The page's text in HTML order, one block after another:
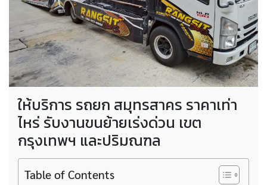
ให้บริการ รถยก สมุทรสาคร ราคาเท่า
ไหร่ รับงานขนย้ายเร่งด่วน เขต
กรุงเทพฯ และปริมณฑล
Table of Contents